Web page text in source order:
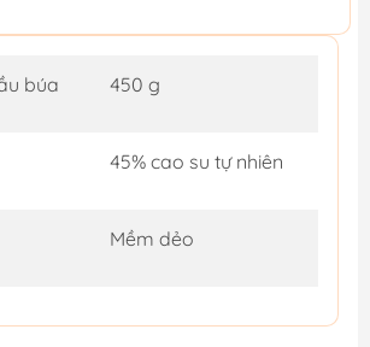
búa 450 g
45% cao su tự nhiên
Mềm dẻo